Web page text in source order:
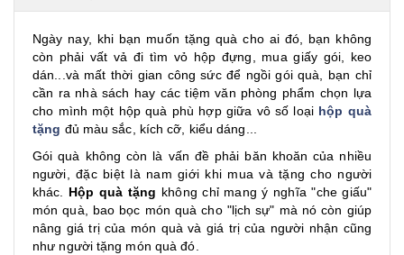
Ngày nay, khi bạn muốn tặng quà cho ai đó, bạn không
còn phải vất vả đi tìm vỏ hộp đựng, mua giấy gói, keo
dán...và mất thời gian công sức để ngồi gói quà, bạn chỉ
cần ra nhà sách hay các tiệm văn phòng phẩm chọn lựa
cho mình một hộp quà phù hợp giữa vô số loại hộp quà
tặng đủ màu sắc, kích cỡ, kiểu dáng...
Gói quà không còn là vấn đề phải băn khoăn của nhiều
người, đặc biệt là nam giới khi mua và tặng cho người
khác. Hộp quà tặng không chỉ mang ý nghĩa "che giấu"
món quà, bao bọc món quà cho "lịch sự" mà nó còn giúp
nâng giá trị của món quà và giá trị của người nhận cũng
như người tặng món quà đó.